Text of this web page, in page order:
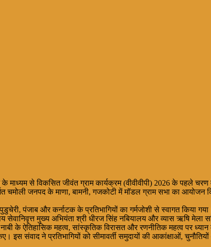
माध्यम से विकसित जीवंत ग्राम कार्यक्रम (वीवीवीपी) 2026 के पहले
जनपद के माणा, बामनी, गजकोटी में मॉडल ग्राम सभा का आयोजन
पंजाब और कर्नाटक के प्रतिभागियों का गर्मजोशी से स्वागत किया
सेवानिवृत्त मुख्य अभियंता श्री धीरज सिंह नबियालय और व्यास ऋषि मेला
के ऐतिहासिक महत्व, सांस्कृतिक विरासत और रणनीतिक महत्व पर
इस संवाद ने प्रतिभागियों को सीमावर्ती समुदायों की आकांक्षाओं,